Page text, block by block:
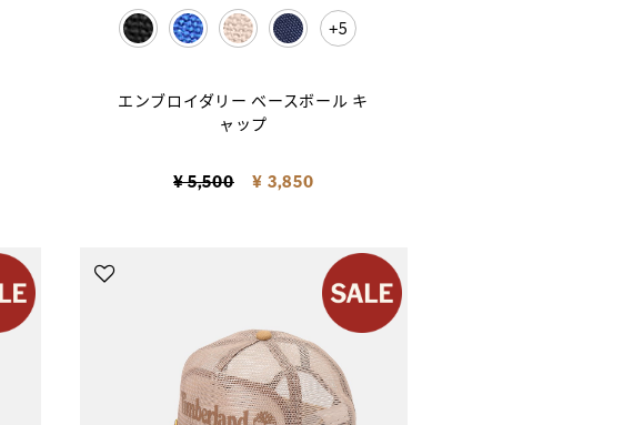
selected
5
エンブロイダリー ベースボール キ
ャップ
Price reduced from
¥ 5,500to ¥ 3,850